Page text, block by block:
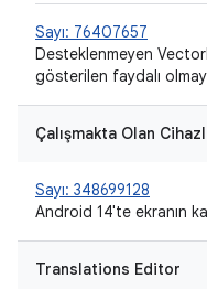
Sayı: 76407657
Desteklenmeyen
gösterilen faydalı
Çalışmakta Olan
Sayı: 348699128
Android 14'te ekranın
Translations Editor